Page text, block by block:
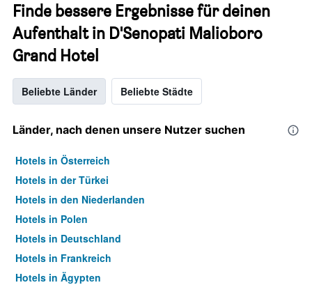
Finde bessere Ergebnisse für deinen
Aufenthalt in D'Senopati Malioboro
Grand Hotel
Beliebte Länder Beliebte Städte
Länder, nach denen unsere Nutzer suchen
Hotels in Österreich
Hotels in der Türkei
Hotels in den Niederlanden
Hotels in Polen
Hotels in Deutschland
Hotels in Frankreich
Hotels in Ägypten